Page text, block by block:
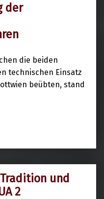
der
die beiden
technischen Einsatz
beübten, stand
Gemeindefeuerwehren”
und
2